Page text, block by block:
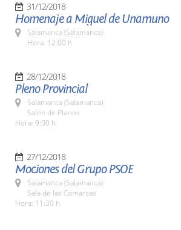
31/12/2018
Homenaje a Miguel de Unamuno
Salamanca (Salamanca)
Hora: 12:00 h
28/12/2018
Pleno Provincial
Salamanca (Salamanca)
Salón de Plenos
Hora: 9:00 h.
27/12/2018
Mociones del Grupo PSOE
Salamanca (Salamanca)
Sala de las Comarcas
Hora: 11:30 h.